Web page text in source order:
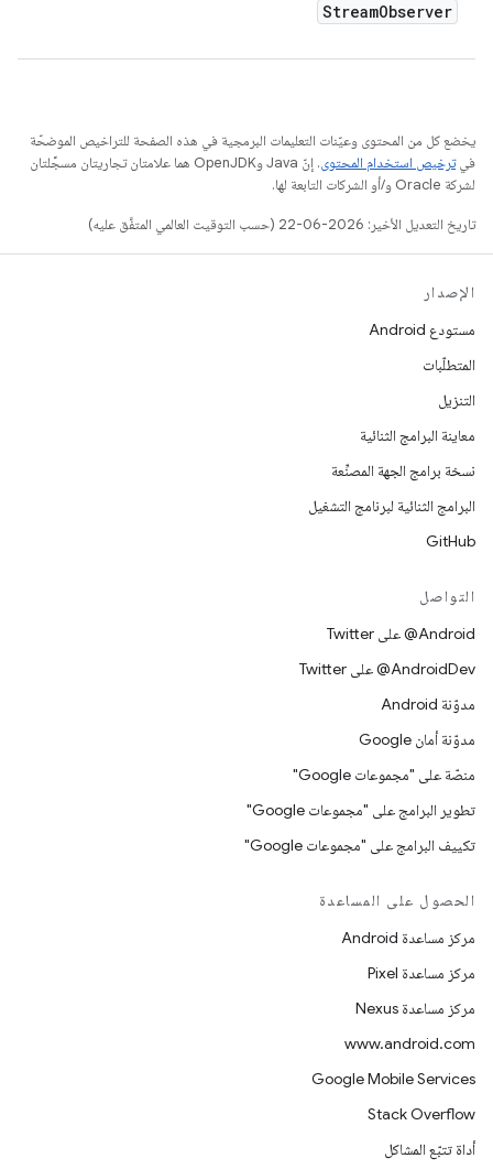
StreamObserver
يخضع كل من المحتوى وعيّنات التعليمات البرمجية في هذه الصفحة للتراخيص الموضحّة
فيترخيص استخدام المحتوى
. إنّ Java وOpenJDK هما علامتان تجاريتان مسجَّلتان
لشركة Oracle و/أو الشركات التابعة لها.
تاريخ التعديل الأخير: 2026-06-22 (حسب التوقيت العالمي المتفَّق عليه)
الإصدار
مستودع Android
المتطلّبات
التنزيل
معاينة البرامج الثنائية
نسخة برامج الجهة المصنِّعة
البرامج الثنائية لبرنامج التشغيل
GitHub
التواصل
‎@Android على Twitter
‎@AndroidDev على Twitter
مدوّنة Android
مدوّنة أمان Google
منصّة على "مجموعات Google"
تطوير البرامج على "مجموعات Google"
تكييف البرامج على "مجموعات Google"
الحصول على المساعدة
مركز مساعدة Android
مركز مساعدة Pixel
مركز مساعدة Nexus
www.android.com
Google Mobile Services
Stack Overflow
أداة تتبّع المشاكل